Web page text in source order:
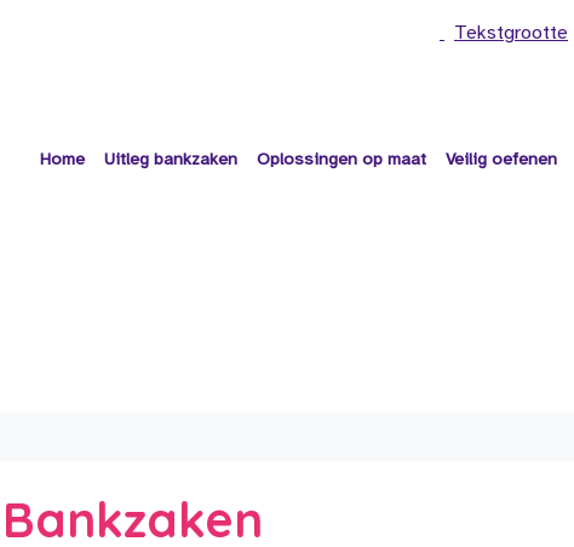
Tekstgrootte
Home Uitleg bankzaken Oplossingen op maat Veilig oefenen